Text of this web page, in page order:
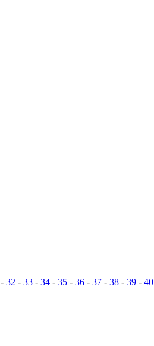
- 32 - 33 - 34 - 35 - 36 - 37 - 38 - 39 - 40